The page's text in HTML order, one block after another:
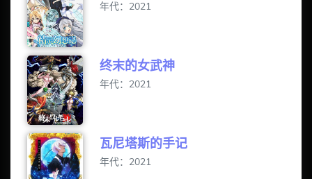
年代：2021
终末的女武神
年代：2021
瓦尼塔斯的手记
年代：2021